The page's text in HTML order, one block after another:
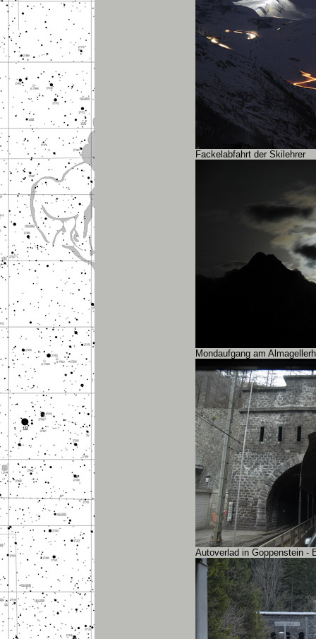
Fackelabfahrt der Skilehrer
Mondaufgang am
Autoverlad in Goppenstein -